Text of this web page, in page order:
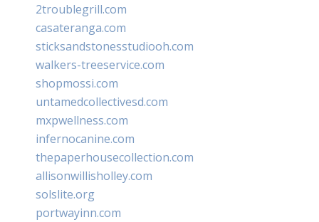
2troublegrill.com
casateranga.com
sticksandstonesstudiooh.com
walkers-treeservice.com
shopmossi.com
untamedcollectivesd.com
mxpwellness.com
infernocanine.com
thepaperhousecollection.com
allisonwillisholley.com
solslite.org
portwayinn.com